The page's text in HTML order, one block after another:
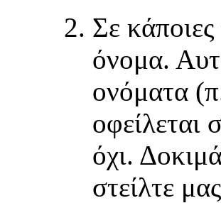
Σε κάποιες
όνομα.
ονόματα
οφείλεται
όχι.
στείλτε